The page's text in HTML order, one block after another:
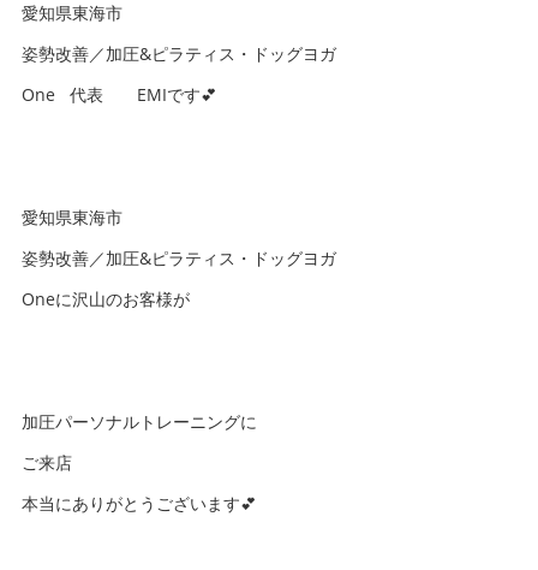
愛知県東海市
姿勢改善／加圧&ピラティス・ドッグヨガ
One 代表 EMIです💕
愛知県東海市
姿勢改善／加圧&ピラティス・ドッグヨガ
Oneに沢山のお客様が
加圧パーソナルトレーニングに
ご来店
本当にありがとうございます💕